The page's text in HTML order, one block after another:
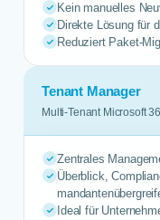
Kein manuelles
Direkte Lösung für
Reduziert Paket-
Tenant Manager
Multi-Tenant Microsoft
Zentrales
Überblick,
Ideal für